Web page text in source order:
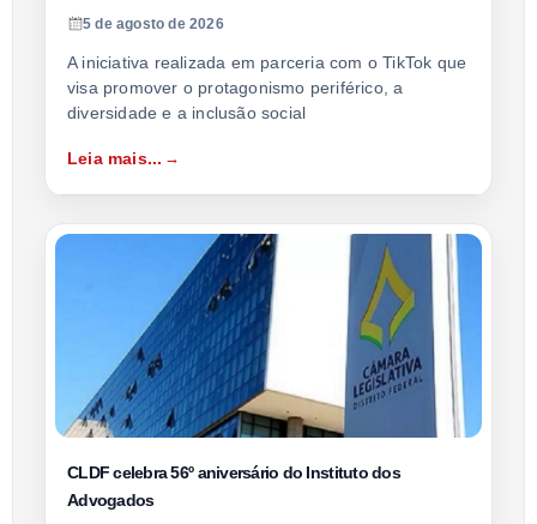
5 de agosto de 2026
A iniciativa realizada em parceria com o TikTok que
visa promover o protagonismo periférico, a
diversidade e a inclusão social
Leia mais...
CLDF celebra 56º aniversário do Instituto dos
Advogados